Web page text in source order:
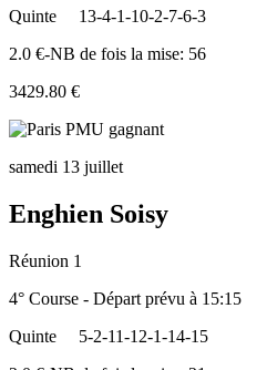
Quinte
13-4-1-10-2-7-6-3
2.0 €-NB de fois la mise: 56
3429.80 €
samedi 13 juillet
Enghien Soisy
Réunion 1
4° Course - Départ prévu à 15:15
Quinte
5-2-11-12-1-14-15